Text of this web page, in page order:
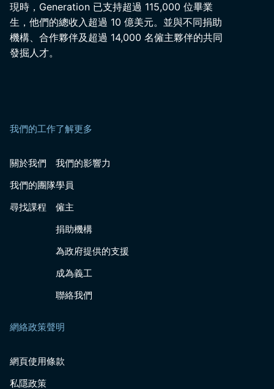
現時，Generation 已支持超過 115,000 位畢業
生，他們的總收入超過 10 億美元。並與不同捐助
機構、合作夥伴及超過 14,000 名僱主夥伴的共同
發掘人才。
我們的工作
關於我們
我們的團隊
尋找課程
了解更多
我們的影響力
學員
僱主
捐助機構
為政府提供的支援
成為義工
聯絡我們
網絡政策聲明
網頁使用條款
私隱政策